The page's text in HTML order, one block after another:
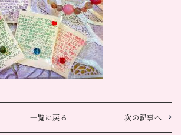
一覧に戻る 次の記事へ